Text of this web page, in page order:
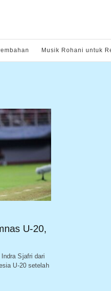
Musik Rohani untuk
U-20,
Sjafri dari
U-20 setelah